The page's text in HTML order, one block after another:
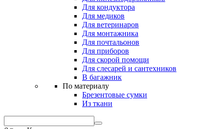
Для кондуктора
Для медиков
Для ветеринаров
Для монтажника
Для почтальонов
Для приборов
Для скорой помощи
Для слесарей и сантехников
В багажник
По материалу
Брезентовые сумки
Из ткани